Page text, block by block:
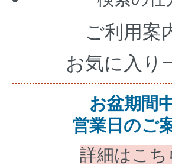
ご利用案
お気に入り
お盆期間
営業日のご
詳細はこち